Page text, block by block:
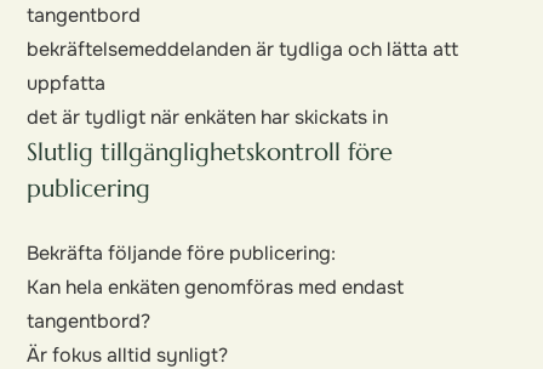
tangentbord
bekräftelsemeddelanden är tydliga och lätta att
uppfatta
det är tydligt när enkäten har skickats in
Slutlig tillgänglighetskontroll före
publicering
Bekräfta följande före publicering:
Kan hela enkäten genomföras med endast
tangentbord?
Är fokus alltid synligt?